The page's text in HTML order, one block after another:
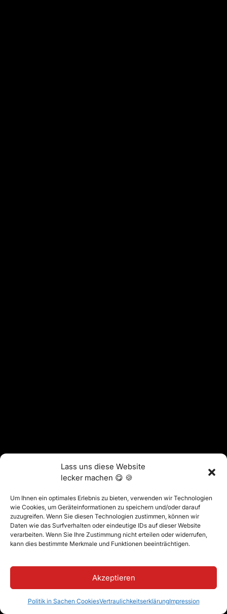
Lass uns diese Website
lecker machen 😋 🍪
Um Ihnen ein optimales Erlebnis zu bieten, verwenden wir Technologien
wie Cookies, um Geräteinformationen zu speichern und/oder darauf
zuzugreifen. Wenn Sie diesen Technologien zustimmen, können wir
Daten wie das Surfverhalten oder eindeutige IDs auf dieser Website
verarbeiten. Wenn Sie Ihre Zustimmung nicht erteilen oder widerrufen,
kann dies bestimmte Merkmale und Funktionen beeinträchtigen.
Akzeptieren
Politik in Sachen CookiesVertraulichkeitserklärungImpression